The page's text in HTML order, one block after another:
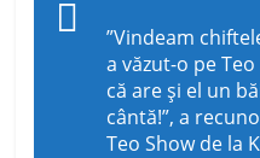
”Vindeam
a văzut-o pe
că are și el un
cântă!”, a
Teo Show de la